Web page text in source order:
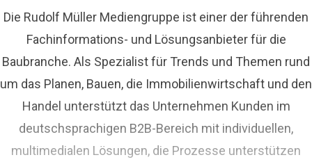
Die Rudolf Müller Mediengruppe ist einer der führenden
Fachinformations- und Lösungsanbieter für die
Baubranche. Als Spezialist für Trends und Themen rund
um das Planen, Bauen, die Immobilienwirtschaft und den
Handel unterstützt das Unternehmen Kunden im
deutschsprachigen B2B-Bereich mit individuellen,
multimedialen Lösungen, die Prozesse unterstützen